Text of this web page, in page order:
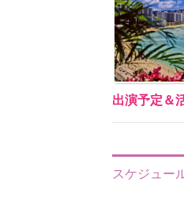
出演予定＆
スケジュー